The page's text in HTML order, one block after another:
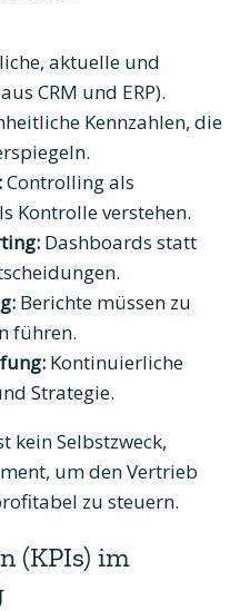
aktuelle und
CRM und ERP).
Kennzahlen, die
Controlling als
Kontrolle verstehen.
Dashboards statt
Berichte müssen zu
führen.
Kontinuierliche
Strategie.
kein Selbstzweck,
um den Vertrieb
zu steuern.
(KPIs) im